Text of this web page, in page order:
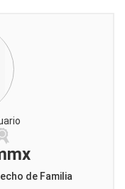
de Familia